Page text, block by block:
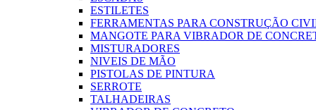
ESTILETES
FERRAMENTAS PARA CONSTRUÇÃO
MANGOTE PARA VIBRADOR DE
MISTURADORES
NIVEIS DE MÃO
PISTOLAS DE PINTURA
SERROTE
TALHADEIRAS